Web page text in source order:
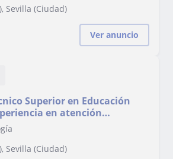
Sevilla (Ciudad)
Ver anuncio
Superior en Educación
en atención
educativo. Usuarios de 1 a
Sevilla (Ciudad)